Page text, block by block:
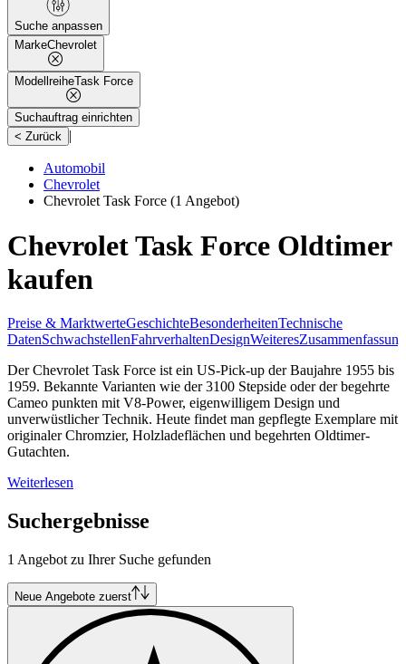
Suche anpassen
MarkeChevrolet
ModellreiheTask Force
Suchauftrag einrichten
< Zurück |
Automobil
Chevrolet
Chevrolet Task Force (1 Angebot)
Chevrolet Task Force Oldtimer
kaufen
Preise & MarktwerteGeschichteBesonderheitenTechnische
DatenSchwachstellenFahrverhaltenDesignWeiteresZusammenfassung
Der Chevrolet Task Force ist ein US-Pick-up der Baujahre 1955 bis
1959. Bekannte Varianten wie der 3100 Stepside oder der begehrte
Cameo punkten mit V8-Power, eigenwilligem Design und
unverwüstlicher Technik. Heute findet man gepflegte Exemplare mit
originaler Chromzier, Holzladeflächen und begehrten Oldtimer-
Gutachten.
Weiterlesen
Suchergebnisse
1 Angebot zu Ihrer Suche gefunden
Neue Angebote zuerst